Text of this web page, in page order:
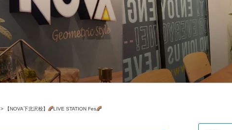
> 【NOVA下北沢校】 LIVE STATION Fes